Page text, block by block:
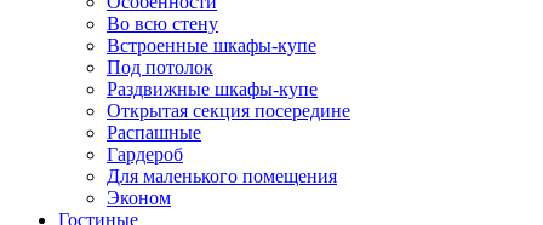
Во всю стену
Встроенные шкафы-купе
Под потолок
Раздвижные шкафы-купе
Открытая секция посередине
Распашные
Гардероб
Для маленького помещения
Эконом
Гостиные